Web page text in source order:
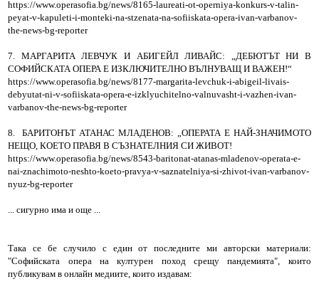
https://www.operasofia.bg/news/8165-laureati-ot-operniya-konkurs-v-talin-
peyat-v-kapuleti-i-monteki-na-stzenata-na-sofiiskata-opera-ivan-varbanov-
the-news-bg-reporter
7. МАРГАРИТА ЛЕВЧУК И АБИГЕЙЛ ЛИВАЙС: „ДЕБЮТЪТ НИ В
СОФИЙСКАТА ОПЕРА Е ИЗКЛЮЧИТЕЛНО ВЪЛНУВАЩ И ВАЖЕН!“
https://www.operasofia.bg/news/8177-margarita-levchuk-i-abigeil-livais-
debyutat-ni-v-sofiiskata-opera-e-izklyuchitelno-valnuvasht-i-vazhen-ivan-
varbanov-the-news-bg-reporter
8. БАРИТОНЪТ АТАНАС МЛАДЕНОВ: „ОПЕРАТА Е НАЙ-ЗНАЧИМОТО
НЕЩО, КОЕТО ПРАВЯ В СЪЗНАТЕЛНИЯ СИ ЖИВОТ!
https://www.operasofia.bg/news/8543-baritonat-atanas-mladenov-operata-e-
nai-znachimoto-neshto-koeto-pravya-v-saznatelniya-si-zhivot-ivan-varbanov-
nyuz-bg-reporter
... сигурно има и още ...
Така се бе случило с един от последните ми авторски материали:
"Софийската опера на културен поход срещу пандемията", които
публикувам в онлайн медиите, които издавам: